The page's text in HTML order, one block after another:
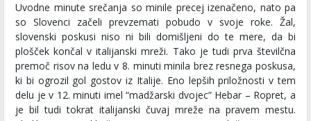
Uvodne minute srečanja so minile precej izenačeno, nato pa
so Slovenci začeli prevzemati pobudo v svoje roke. Žal,
slovenski poskusi niso ni bili domišljeni do te mere, da bi
plošček končal v italijanski mreži. Tako je tudi prva številčna
premoč risov na ledu v 8. minuti minila brez resnega poskusa,
ki bi ogrozil gol gostov iz Italije. Eno lepših priložnosti v tem
delu je v 12. minuti imel “madžarski dvojec” Hebar – Ropret, a
je bil tudi tokrat italijanski čuvaj mreže na pravem mestu.